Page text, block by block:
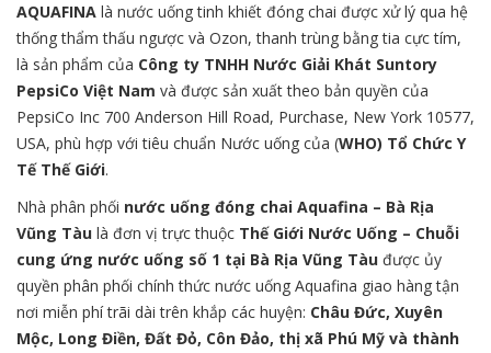
AQUAFINA là nước uống tinh khiết đóng chai được xử lý qua hệ
thống thẩm thấu ngược và Ozon, thanh trùng bằng tia cực tím,
là sản phẩm của Công ty TNHH Nước Giải Khát Suntory
PepsiCo Việt Nam và được sản xuất theo bản quyền của
PepsiCo Inc 700 Anderson Hill Road, Purchase, New York 10577,
USA, phù hợp với tiêu chuẩn Nước uống của (WHO) Tổ Chức Y
Tế Thế Giới.
Nhà phân phối nước uống đóng chai Aquafina – Bà Rịa
Vũng Tàu là đơn vị trực thuộc Thế Giới Nước Uống – Chuỗi
cung ứng nước uống số 1 tại Bà Rịa Vũng Tàu được ủy
quyền phân phối chính thức nước uống Aquafina giao hàng tận
nơi miễn phí trãi dài trên khắp các huyện: Châu Đức, Xuyên
Mộc, Long Điền, Đất Đỏ, Côn Đảo, thị xã Phú Mỹ và thành